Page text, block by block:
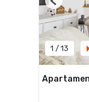
1 / 13
Previous